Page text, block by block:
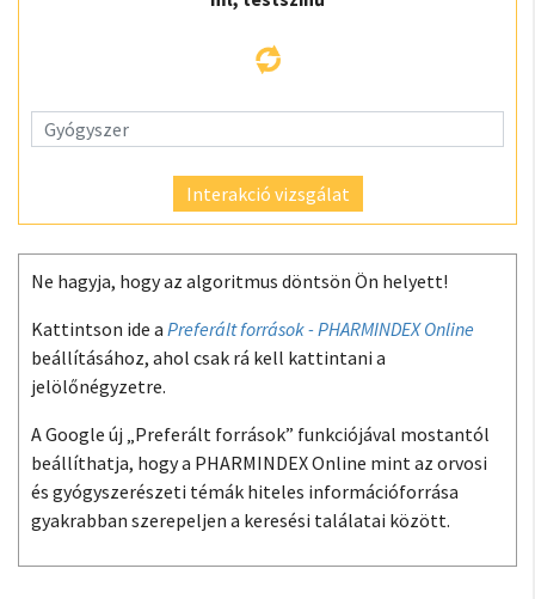
Interakció vizsgálat
Ne hagyja, hogy az algoritmus döntsön Ön helyett!
Kattintson ide a Preferált források - PHARMINDEX Online
beállításához, ahol csak rá kell kattintani a
jelölőnégyzetre.
A Google új „Preferált források” funkciójával mostantól
beállíthatja, hogy a PHARMINDEX Online mint az orvosi
és gyógyszerészeti témák hiteles információforrása
gyakrabban szerepeljen a keresési találatai között.